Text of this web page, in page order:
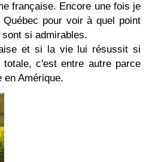
française. Encore une fois je
pour voir à quel point
si admirables.
et si la vie lui résussit si
totale, c'est entre autre parce
en Amérique.